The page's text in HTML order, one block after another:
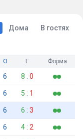
Дома В гостях
О Г Форма
6 8 : 0
6 5 : 1
6 6 : 3
6 4 : 2